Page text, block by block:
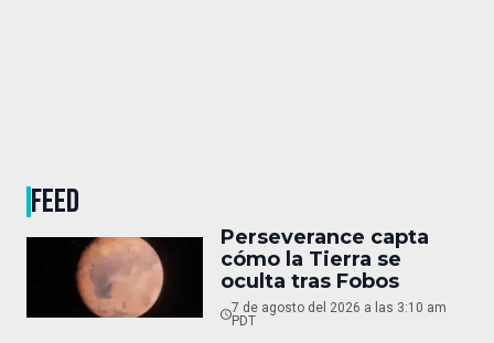
FEED
Perseverance capta
cómo la Tierra se
oculta tras Fobos
7 de agosto del 2026 a las 3:10 am
PDT